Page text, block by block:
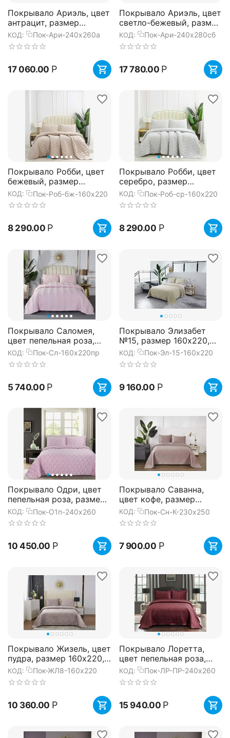
Покрывало Ариэль, цвет
антрацит, размер
240x260, Sofi de Marko
КОД: Пок-Ари-240x260а
17 060.00 Р
Покрывало Ариэль, цвет
светло-бежевый, размер
240x280, Sofi de Marko
КОД: Пок-Ари-240x280сб
17 780.00 Р
Покрывало Робби, цвет
бежевый, размер
160х220, Sofi de Marko
КОД: Пок-Роб-бж-160х220
8 290.00 Р
Покрывало Робби, цвет
серебро, размер
160х220, Sofi de Marko
КОД: Пок-Роб-ср-160х220
8 290.00 Р
Покрывало Саломея,
цвет пепельная роза,
размер 160х220, Sofi de
Marko
КОД: Пок-Сл-160х220пр
5 740.00 Р
Покрывало Элизабет
№15, размер 160х220,
Sofi de Marko
КОД: Пок-Эл-15-160х220
9 160.00 Р
Покрывало Одри, цвет
пепельная роза, размер
240х260, Sofi de Marko
КОД: Пок-О1п-240х260
10 450.00 Р
Покрывало Саванна,
цвет кофе, размер
230х250, Sofi de Marko
КОД: Пок-Сн-К-230х250
7 900.00 Р
Покрывало Жизель, цвет
пудра, размер 160х220,
Sofi de Marko
КОД: Пок-ЖЛ8-160х220
10 360.00 Р
Покрывало Лоретта,
цвет пепельная роза,
размер 240х260, Sofi de
Marko
КОД: Пок-ЛР-ПР-240х260
15 940.00 Р